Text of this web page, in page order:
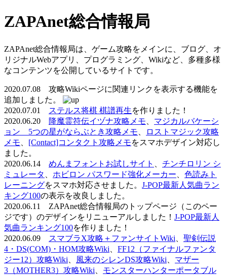
ZAPAnet総合情報局
ZAPAnet総合情報局は、ゲーム攻略をメインに、ブログ、オ
リジナルWebアプリ、プログラミング、Wikiなど、多種多様
なコンテンツを公開しているサイトです。
2020.07.08 攻略Wikiページに関連リンクを表示する機能を
追加しました。
2020.07.01
ステルス将棋 棋譜再生を作りました！
2020.06.20
降魔霊符伝イヅナ攻略メモ
マジカルバケーシ
ョン 5つの星がならぶとき攻略メモ
ロストマジック攻略
メモ
[Contact]コンタクト攻略メモをスマホデザイン対応し
ました。
2020.06.14 めんまフォントお試しサイト
チンチロリン シ
ミュレータ
ホビロン パスワード強化メーカー
色読みト
レーニングをスマホ対応させました。 J-POP最新人気曲ラン
キング100の表示を改良しました。
2020.06.11 ZAPAnet総合情報局のトップページ（このペー
ジです）のデザインをリニューアルしました！ J-POP最新人
気曲ランキング100を作りました！
2020.06.09
スマブラX攻略＋ファンサイトWiki
聖剣伝説
4・DS(COM)・HOM攻略Wiki
FF12（ファイナルファンタ
ジー12）攻略Wiki
風来のシレンDS攻略Wiki
マザー
3（MOTHER3）攻略Wiki
モンスターハンターポータブル